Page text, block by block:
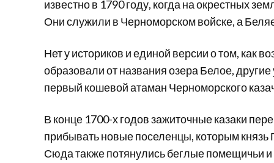
известно в 1790 году, когда на окрестных
Они служили в Черноморском войске, а
Нет у историков и единой версии о том, как
образовали от названия озера Белое,
первый кошевой атаман Черноморского
В конце 1700-х годов зажиточные казаки
прибывать новые поселенцы, которым
Сюда также потянулись беглые помещичьи и